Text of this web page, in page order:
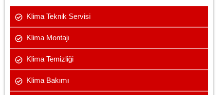
Klima Teknik Servisi
Klima Montajı
Klima Temizliği
Klima Bakımı